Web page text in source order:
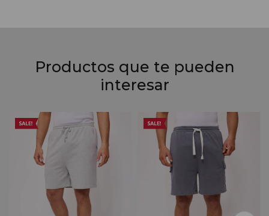
Productos que te pueden
interesar